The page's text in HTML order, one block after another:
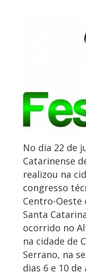
No dia 22 de
Catarinense
realizou na
congresso
Centro-Oeste
Santa
ocorrido no
na cidade de
Serrano, na
dias 6 e 10 de